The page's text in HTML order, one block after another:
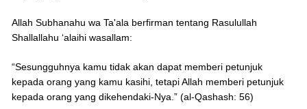
Allah Subhanahu wa Ta'ala berfirman tentang Rasulullah
Shallallahu ‘alaihi wasallam:
“Sesungguhnya kamu tidak akan dapat memberi petunjuk
kepada orang yang kamu kasihi, tetapi Allah memberi petunjuk
kepada orang yang dikehendaki-Nya.” (al-Qashash: 56)